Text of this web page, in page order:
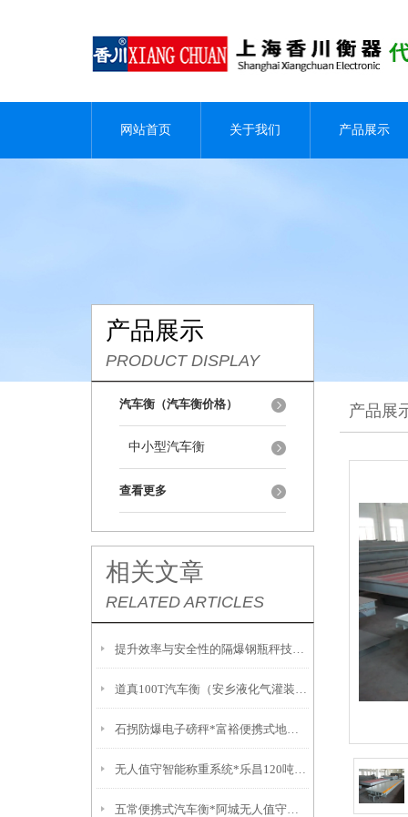
网站首页 关于我们 产品展示
产品展示
PRODUCT DISPLAY
汽车衡（汽车衡价格）
中小型汽车衡
查看更多
相关文章
RELATED ARTICLES
提升效率与安全性的隔爆钢瓶秤技术解析
道真100T汽车衡（安乡液化气灌装秤）通道150T吊秤）汝城吊称
石拐防爆电子磅秤*富裕便携式地磅*固阳不锈钢油桶秤*乌达无人值守地磅
无人值守智能称重系统*乐昌120吨汽车衡*南雄防爆叉车秤*陵水无线吊磅
五常便携式汽车衡*阿城无人值守地磅*方正称重模块*宾县便携式汽车衡
产品展